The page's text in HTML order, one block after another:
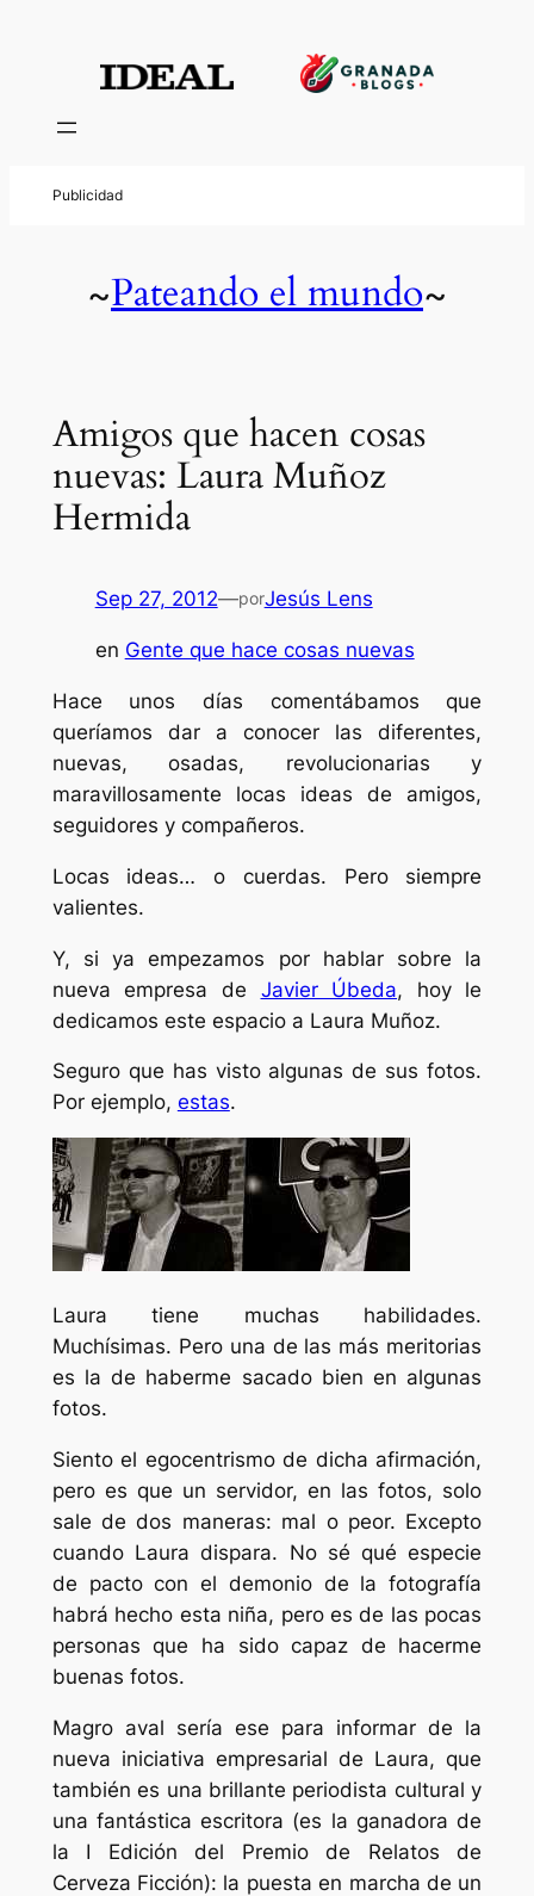
~Pateando el mundo~
Amigos que hacen cosas
nuevas: Laura Muñoz
Hermida
Sep 27, 2012—porJesús Lens
en Gente que hace cosas nuevas
Hace unos días comentábamos que
queríamos dar a conocer las diferentes,
nuevas, osadas, revolucionarias y
maravillosamente locas ideas de amigos,
seguidores y compañeros.
Locas ideas… o cuerdas. Pero siempre
valientes.
Y, si ya empezamos por hablar sobre la
nueva empresa de Javier Úbeda, hoy le
dedicamos este espacio a Laura Muñoz.
Seguro que has visto algunas de sus fotos.
Por ejemplo, estas.
Laura tiene muchas habilidades.
Muchísimas. Pero una de las más meritorias
es la de haberme sacado bien en algunas
fotos.
Siento el egocentrismo de dicha afirmación,
pero es que un servidor, en las fotos, solo
sale de dos maneras: mal o peor. Excepto
cuando Laura dispara. No sé qué especie
de pacto con el demonio de la fotografía
habrá hecho esta niña, pero es de las pocas
personas que ha sido capaz de hacerme
buenas fotos.
Magro aval sería ese para informar de la
nueva iniciativa empresarial de Laura, que
también es una brillante periodista cultural y
una fantástica escritora (es la ganadora de
la I Edición del Premio de Relatos de
Cerveza Ficción): la puesta en marcha de un